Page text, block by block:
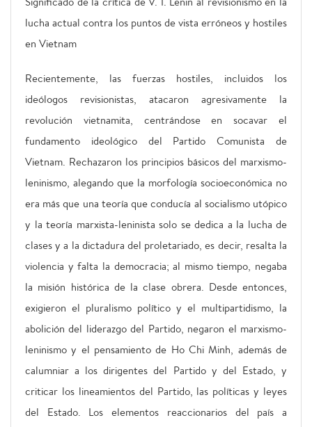
lucha actual contra los puntos de vista erróneos y hostiles
en Vietnam
Recientemente, las fuerzas hostiles, incluidos los
ideólogos revisionistas, atacaron agresivamente la
revolución vietnamita, centrándose en socavar el
fundamento ideológico del Partido Comunista de
Vietnam. Rechazaron los principios básicos del marxismo-
leninismo, alegando que la morfología socioeconómica no
era más que una teoría que conducía al socialismo utópico
y la teoría marxista-leninista solo se dedica a la lucha de
clases y a la dictadura del proletariado, es decir, resalta la
violencia y falta la democracia; al mismo tiempo, negaba
la misión histórica de la clase obrera. Desde entonces,
exigieron el pluralismo político y el multipartidismo, la
abolición del liderazgo del Partido, negaron el marxismo-
leninismo y el pensamiento de Ho Chi Minh, además de
calumniar a los dirigentes del Partido y del Estado, y
criticar los lineamientos del Partido, las políticas y leyes
del Estado. Los elementos reaccionarios del país a